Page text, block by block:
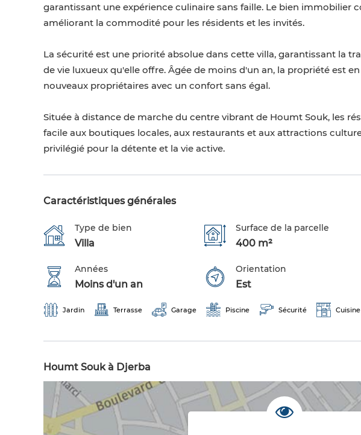
garantissant une expérience culinaire sans faille. Le bien immobilier
améliorant la commodité pour les résidents et les invités.
La sécurité est une priorité absolue dans cette villa, garantissant la
de vie luxueux qu'elle offre. Âgée de moins d'un an, la propriété est
nouveaux propriétaires avec un confort sans égal.
Située à distance de marche du centre vibrant de Houmt Souk, les
facile aux boutiques locales, aux restaurants et aux attractions
privilégié pour la détente et la vie active.
Caractéristiques générales
Type de bien
Villa
Surface de la parcelle
400 m²
Années
Moins d'un an
Orientation
Est
Jardin Terrasse Garage Piscine Sécurité
Houmt Souk à Djerba